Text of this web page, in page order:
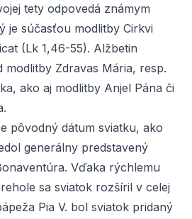
tety odpovedá známym
je súčasťou modlitby Cirkvi
(Lk 1,46-55). Alžbetin
Zdravas Mária, resp.
ako aj modlitby Anjel Pána či
pôvodný dátum sviatku, ako
generálny predstavený
Vďaka rýchlemu
sa sviatok rozšíril v celej
Pia V. bol sviatok pridaný